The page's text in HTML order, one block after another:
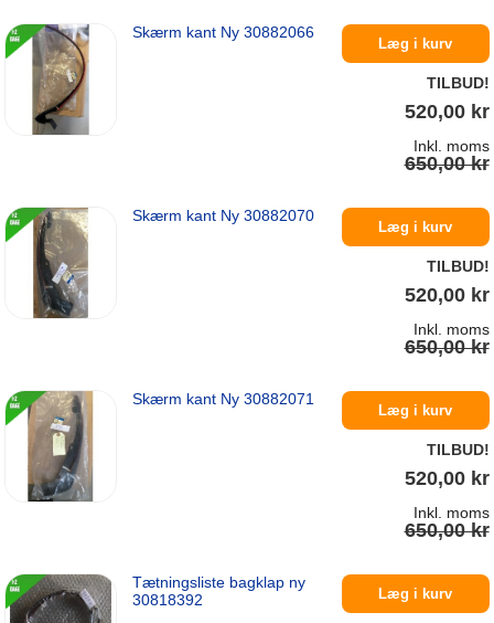
På lager
Skærm kant Ny 30882066
Læg i kurv
TILBUD!
520,00 kr
Inkl. moms
650,00 kr
På lager
Skærm kant Ny 30882070
Læg i kurv
TILBUD!
520,00 kr
Inkl. moms
650,00 kr
På lager
Skærm kant Ny 30882071
Læg i kurv
TILBUD!
520,00 kr
Inkl. moms
650,00 kr
På lager
Tætningsliste bagklap ny
30818392
Læg i kurv